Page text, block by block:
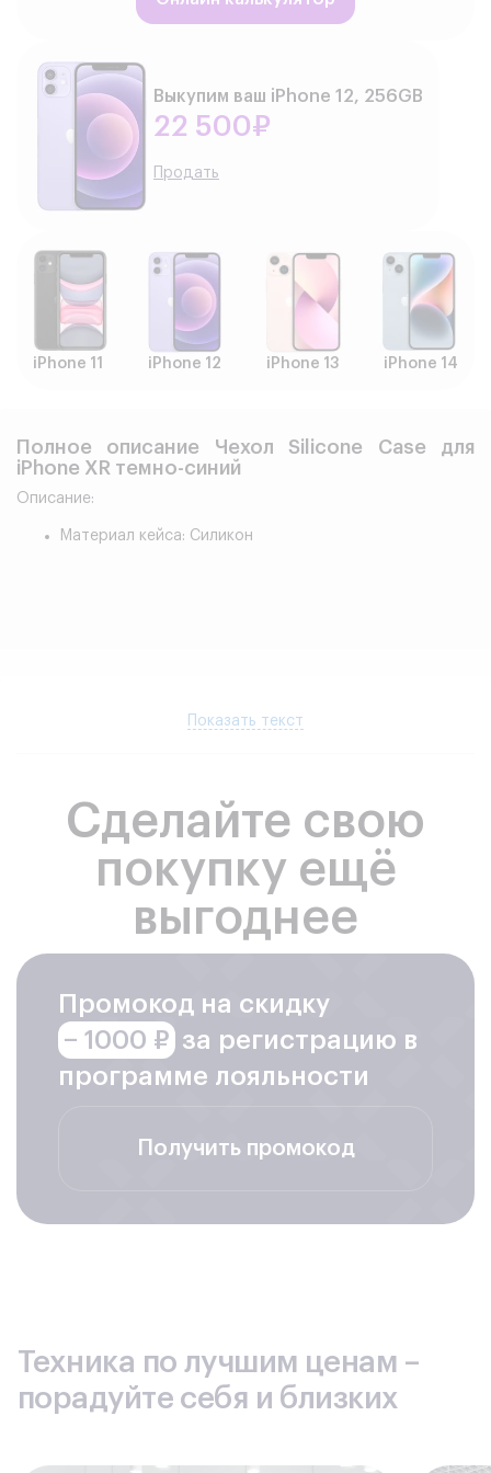
Выкупим ваш iPhone 12, 256GB
22 500₽
Продать
iPhone 11 iPhone 12 iPhone 13 iPhone 14
Полное описание Чехол Silicone Case для
iPhone XR темно-синий
Описание:
Материал кейса: Силикон
Показать текст
Сделайте свою
покупку ещё
выгоднее
Промокод на скидку
− 1000 ₽ за регистрацию в
программе лояльности
Получить промокод
Техника по лучшим ценам –
порадуйте себя и близких